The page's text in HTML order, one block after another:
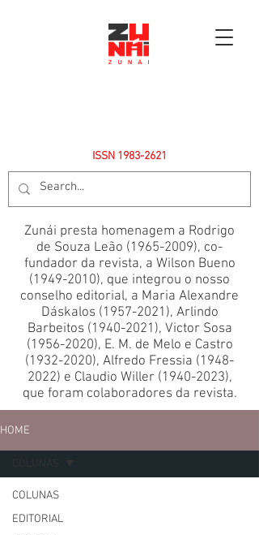
ISSN 1983-2621
Zunái presta homenagem a Rodrigo
de Souza Leão (1965-2009), co-
fundador da revista, a Wilson Bueno
(1949-2010), que integrou o nosso
conselho editorial, a Maria Alexandre
Dáskalos (1957-2021), Arlindo
Barbeitos (1940-2021), Victor Sosa
(1956-2020), E. M. de Melo e Castro
(1932-2020), Alfredo Fressia (1948-
2022) e Claudio Willer (1940-2023),
que foram colaboradores da revista.
HOME
COLUNAS
EDITORIAL